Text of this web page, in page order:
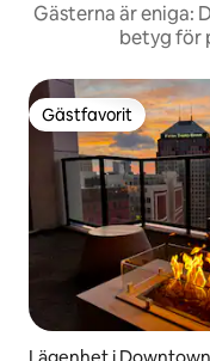
Gästerna är eniga:
betyg för
Gästfavorit
Gästfavorit